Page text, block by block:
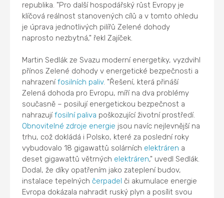
republika. "Pro další hospodářský růst Evropy je
klíčová reálnost stanovených cílů a v tomto ohledu
je úprava jednotlivých pilířů Zelené dohody
naprosto nezbytná," řekl Zajíček.
Martin Sedlák ze Svazu moderní energetiky, vyzdvihl
přínos Zelené dohody v energetické bezpečnosti a
nahrazenífosilních paliv. "Řešení, která přináší
Zelená dohoda pro Evropu, míří na dva problémy
současně – posilují energetickou bezpečnost a
nahrazujífosilní paliva poškozující životní prostředí.
Obnovitelné zdroje energie jsou navíc nejlevnější na
trhu, což dokládá i Polsko, které za poslední roky
vybudovalo 18 gigawattů solárních elektráren a
deset gigawattů větrných elektráren," uvedl Sedlák.
Dodal, že díky opatřením jako zateplení budov,
instalace tepelnýchčerpadel či akumulace energie
Evropa dokázala nahradit ruský plyn a posílit svou